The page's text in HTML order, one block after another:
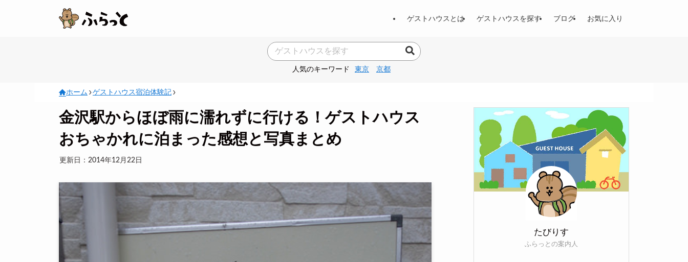
ゲストハウスとは ゲストハウスを探す ブログ お気に入り
人気のキーワード 東京 京都
ホーム ゲストハウス宿泊体験記
金沢駅からほぼ雨に濡れずに行ける！ゲストハウス
おちゃかれに泊まった感想と写真まとめ
更新日：2014年12月22日
たびりす
ふらっとの案内人